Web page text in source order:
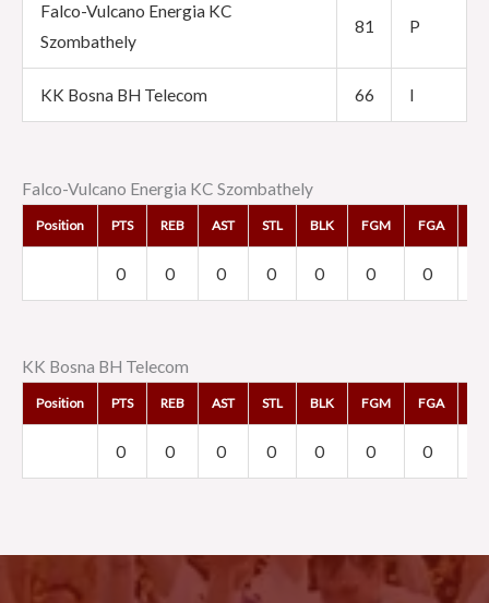
Falco-Vulcano Energia KC
Szombathely
81 P
KK Bosna BH Telecom 66 I
Falco-Vulcano Energia KC Szombathely
Position PTS REB AST STL BLK FGM FGA
0 0 0 0 0 0 0
KK Bosna BH Telecom
Position PTS REB AST STL BLK FGM FGA
0 0 0 0 0 0 0